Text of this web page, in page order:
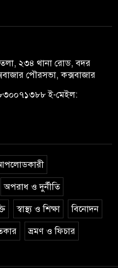
২৩৪ থানা রোড, বদর
পৌরসভা, কক্সবাজার
ই-মেইল:
অপরাধ ও দুর্নীতি
স্বাস্থ্য ও শিক্ষা বিনোদন
ভ্রমণ ও ফিচার